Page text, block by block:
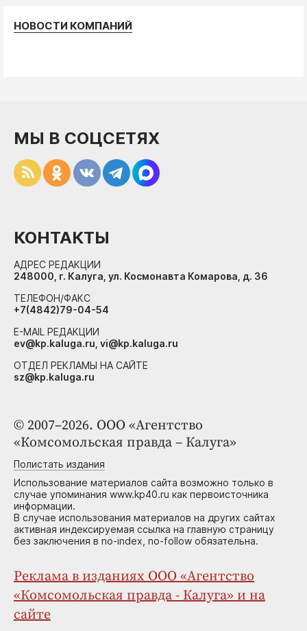
НОВОСТИ КОМПАНИЙ
© 2007–2026. ООО «Агентство
«Комсомольская правда – Калуга»
Полистать издания
Использование материалов сайта возможно только в
случае упоминания www.kp40.ru как первоисточника
информации.
В случае использования материалов на других сайтах
активная индексируемая ссылка на главную страницу
без заключения в no-index, no-follow обязательна.
Реклама в изданиях ООО «Агентство
«Комсомольская правда - Калуга» и на
сайте
МЫ В СОЦСЕТЯХ
КОНТАКТЫ
АДРЕС РЕДАКЦИИ
248000, г. Калуга, ул. Космонавта Комарова, д. 36
ТЕЛЕФОН/ФАКС
+7(4842)79-04-54
E-MAIL РЕДАКЦИИ
ev@kp.kaluga.ru, vi@kp.kaluga.ru
ОТДЕЛ РЕКЛАМЫ НА САЙТЕ
sz@kp.kaluga.ru